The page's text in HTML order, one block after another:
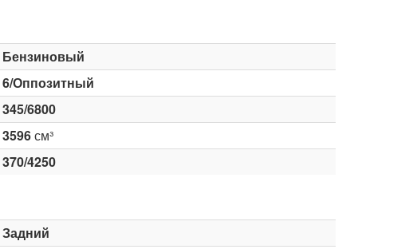
Бензиновый
6/Оппозитный
345/6800
3596см³
370/4250
Задний